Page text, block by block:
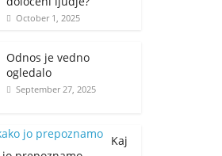
October 1, 2025
Odnos je vedno
ogledalo
September 27, 2025
Kaj